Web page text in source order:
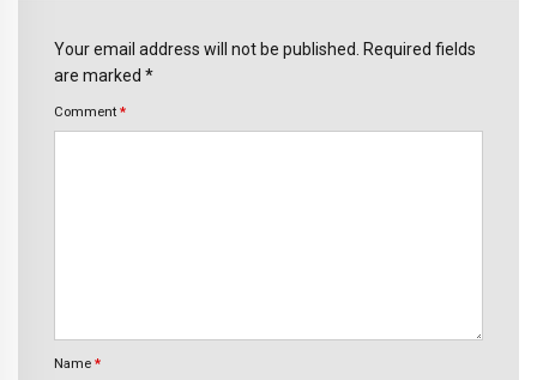
Your email address will not be published. Required fields
are marked *
Comment *
Name *